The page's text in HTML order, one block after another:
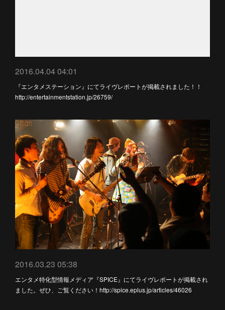
2016.04.04 04:01
『エンタメステーション』にてライヴレポートが掲載されました！！
http://entertainmentstation.jp/26759/
2016.03.23 05:38
エンタメ特化型情報メディア『SPICE』にてライヴレポートが掲載され
ました。ぜひ、ご覧ください！http://spice.eplus.jp/articles/46026